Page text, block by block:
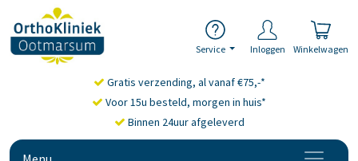
Service Inloggen Winkelwagen
Gratis verzending, al vanaf €75,-*
Voor 15u besteld, morgen in huis*
Binnen 24uur afgeleverd